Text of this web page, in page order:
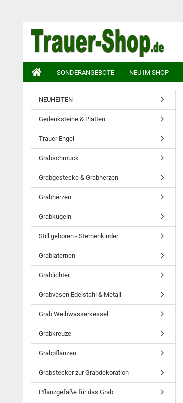
SONDERANGEBOTE NEU IM SHOP
NEUHEITEN
Gedenksteine & Platten
Trauer Engel
Grabschmuck
Grabgestecke & Grabherzen
Grabherzen
Grabkugeln
Still geboren - Sternenkinder
Grablaternen
Grablichter
Grabvasen Edelstahl & Metall
Grab Weihwasserkessel
Grabkreuze
Grabpflanzen
Grabstecker zur Grabdekoration
Pflanzgefäße für das Grab